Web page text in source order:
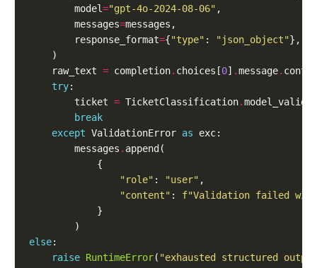
        model
="gpt-4o-2024-08-06"
        messages
=
        response_format
={"type" : "json_object"
    raw_text
= completion. choices[0] .message.
try
        ticket
= TicketClassification.
break
except ValidationError as
        messages
.
"role" : "user"
"content" : f"Validation failed
else
raise RuntimeError( "exhausted structured